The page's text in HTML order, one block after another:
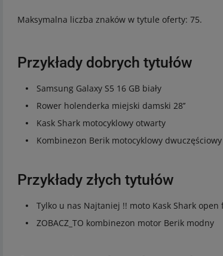
Maksymalna liczba znaków w tytule oferty: 75.
Przykłady dobrych tytułów
Samsung Galaxy S5 16 GB biały
Rower holenderka miejski damski 28’’
Kask Shark motocyklowy otwarty
Kombinezon Berik motocyklowy dwuczęściowy
Przykłady złych tytułów
Tylko u nas Najtaniej !! moto Kask Shark open
ZOBACZ_TO kombinezon motor Berik modny